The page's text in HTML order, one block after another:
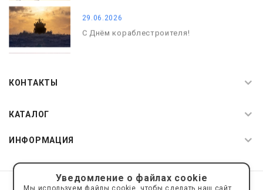
29.06.2026
С Днём кораблестроителя!
КОНТАКТЫ
КАТАЛОГ
ИНФОРМАЦИЯ
© 2019—2026 Интернет пространство АкваРос sale@a-ros.ru
Уведомление о файлах cookie
Мы используем файлы cookie, чтобы сделать наш сайт